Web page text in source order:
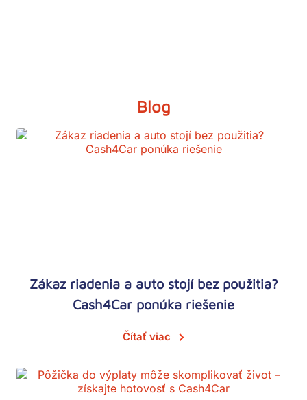
Blog
Zákaz riadenia a auto stojí bez použitia?
Cash4Car ponúka riešenie
Čítať viac